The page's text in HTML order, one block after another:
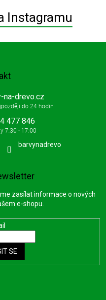
Instagramu
na-drevo.cz
477 846
barvynadrevo
zasílat informace o nových
e-shopu.
SE